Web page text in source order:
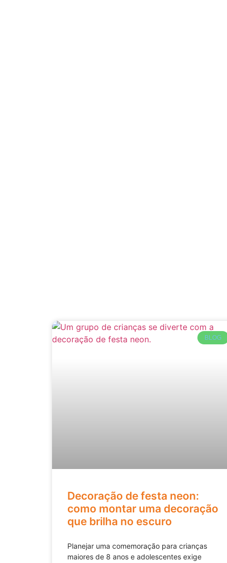
BLOG
Decoração de festa neon:
como montar uma decoração
que brilha no escuro
Planejar uma comemoração para crianças
maiores de 8 anos e adolescentes exige